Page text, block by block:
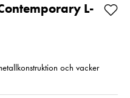
L-
och vacker